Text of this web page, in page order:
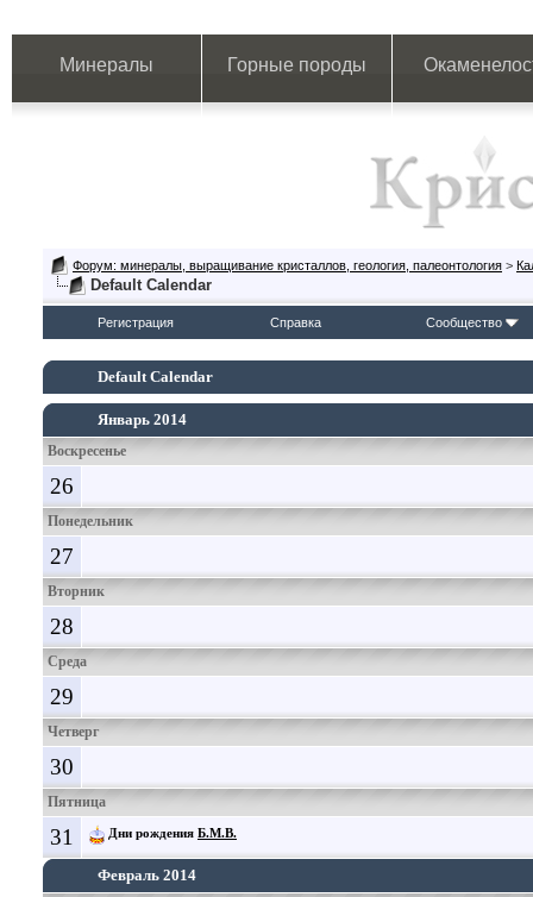
Минералы Горные породы
Форум: минералы, выращивание кристаллов, геология, палеонтология >
Default Calendar
Регистрация Справка Сообщество
Default Calendar
Январь 2014
Воскресенье
26
Понедельник
27
Вторник
28
Среда
29
Четверг
30
Пятница
31 Дни рождения Б.М.В.
Февраль 2014